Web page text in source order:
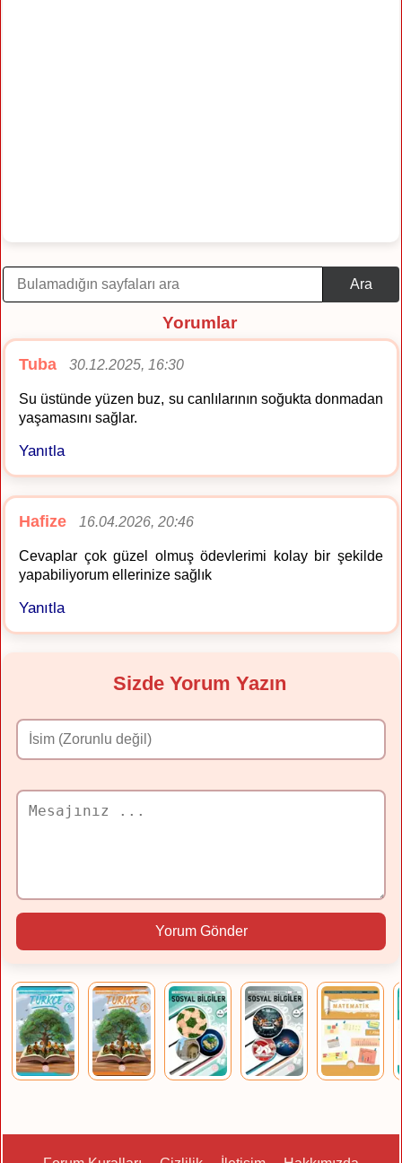
Ara
Yorumlar
Tuba 30.12.2025, 16:30
Su üstünde yüzen buz, su canlılarının soğukta donmadan
yaşamasını sağlar.
Yanıtla
Hafize 16.04.2026, 20:46
Cevaplar çok güzel olmuş ödevlerimi kolay bir şekilde
yapabiliyorum ellerinize sağlık
Yanıtla
Sizde Yorum Yazın
Yorum Gönder